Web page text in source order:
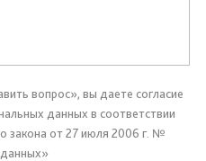
вопрос», вы даете согласие
данных в соответствии
закона от 27 июля 2006 г. №